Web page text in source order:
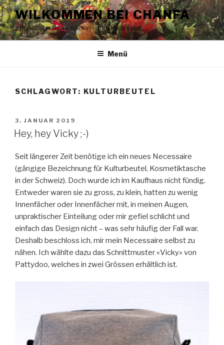
Zum
Inhalt
springen
WILKOMMEN BEI CHANFA
zeichen – malen – nähen – glücklich sein!
Menü
SCHLAGWORT: KULTURBEUTEL
VERÖFFENTLICHT
AM
3. JANUAR 2019
Hey, hey Vicky ;-)
Seit längerer Zeit benötige ich ein neues Necessaire
(gängige Bezeichnung für Kulturbeutel, Kosmetiktasche
in der Schweiz). Doch wurde ich im Kaufhaus nicht fündig.
Entweder waren sie zu gross, zu klein, hatten zu wenig
Innenfächer oder Innenfächer mit, in meinen Augen,
unpraktischer Einteilung oder mir gefiel schlicht und
einfach das Design nicht – was sehr häufig der Fall war.
Deshalb beschloss ich, mir mein Necessaire selbst zu
nähen. Ich wählte dazu das Schnittmuster «Vicky» von
Pattydoo, welches in zwei Grössen erhältlich ist.